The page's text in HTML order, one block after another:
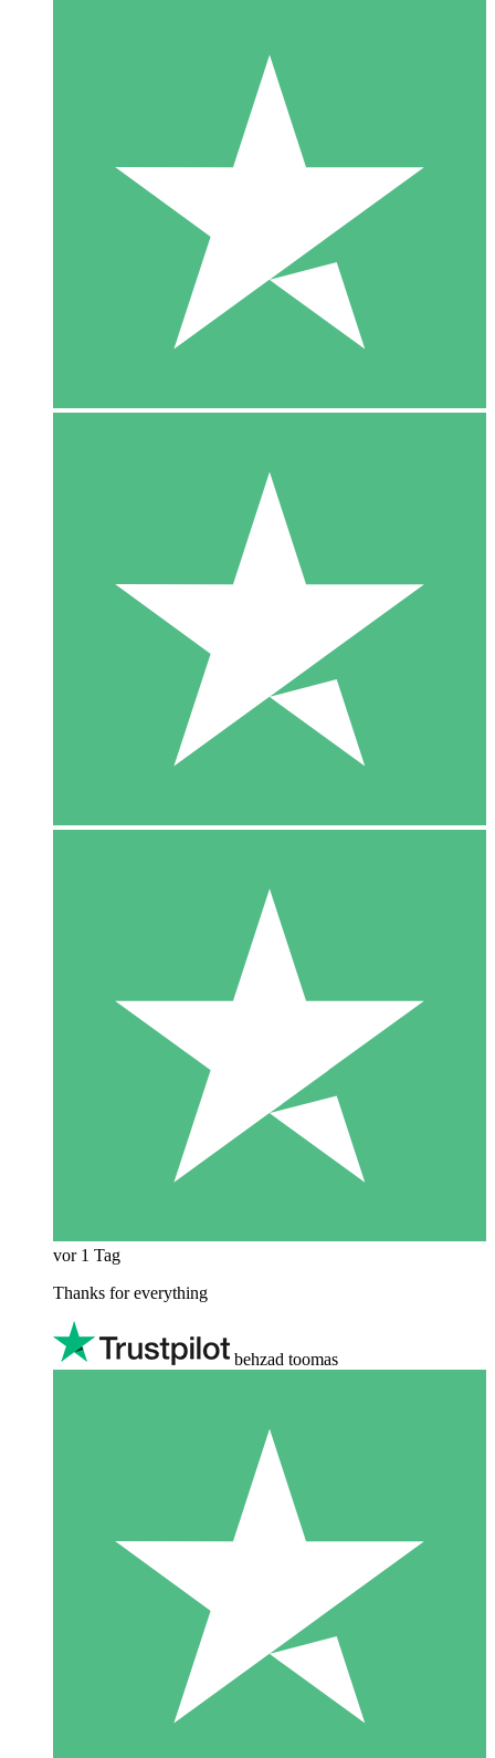
vor 1 Tag
Thanks for everything
behzad toomas